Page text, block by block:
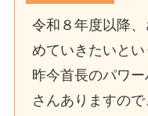
令和８年度以降
めていきたいとい
昨今首長のパワ
さんありますの